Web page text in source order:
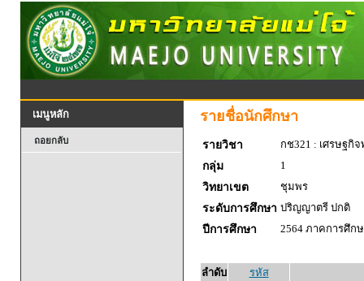
เมนูหลัก
ถอยกลับ
รายชื่อนักศึกษา
รายวิชา
กช321 : เศรษฐกิ
กลุ่ม
1
วิทยาเขต
ชุมพร
ระดับการศึกษา ปริญญาตรี ปกติ
ปีการศึกษา
2564 ภาคการศึก
ลำดับ
รหัส